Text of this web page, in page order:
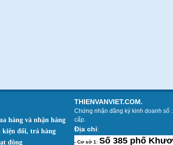
hàng và nhận hàng
kiện đổi, trả hàng
động
THIENVANVIET.COM.
Chứng nhận đăng ký kinh doanh số
cấp.
Địa chỉ:
- Cơ sở 1: Số 385 phố